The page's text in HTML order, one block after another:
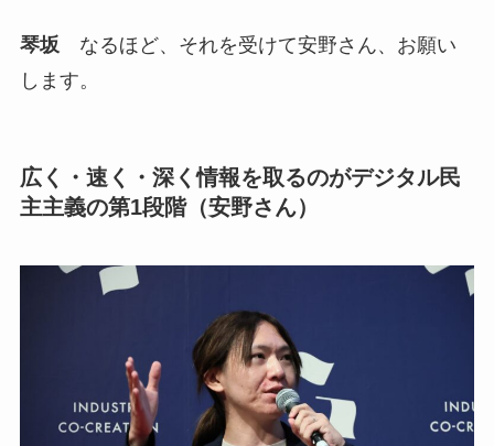
琴坂 なるほど、それを受けて安野さん、お願い
します。
広く・速く・深く情報を取るのがデジタル民
主主義の第1段階（安野さん）